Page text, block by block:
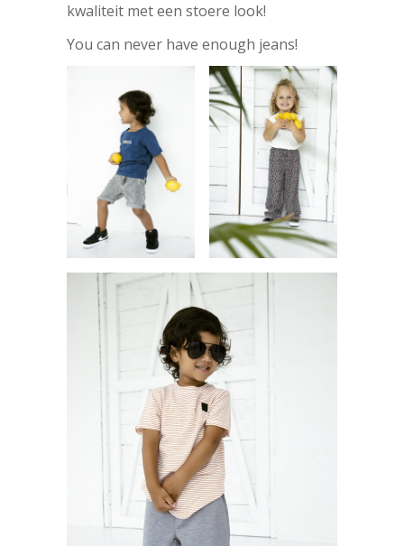
kwaliteit met een stoere look!
You can never have enough jeans!